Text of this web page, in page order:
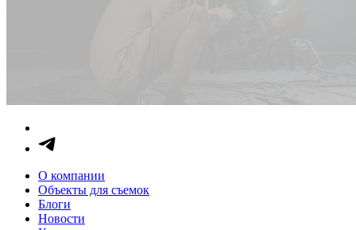
О компании
Объекты для съемок
Блоги
Новости